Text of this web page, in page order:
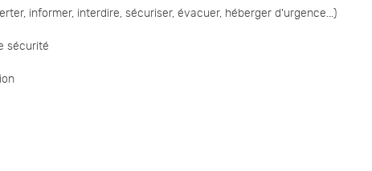
informer, interdire, sécuriser, évacuer, héberger d'urgence...)
sécurité